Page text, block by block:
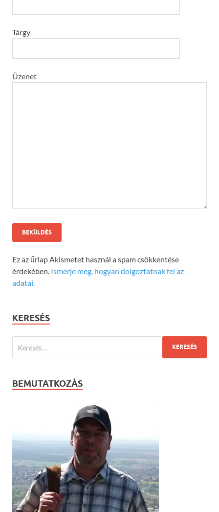
Tárgy
Üzenet
Ez az űrlap Akismetet használ a spam csökkentése
érdekében. Ismerje meg, hogyan dolgoztatnak fel az
adatai.
KERESÉS
BEMUTATKOZÁS